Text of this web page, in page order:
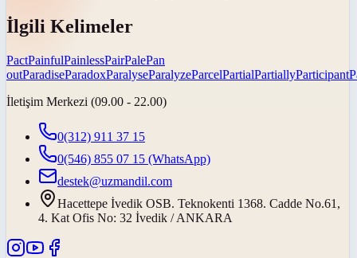
İlgili Kelimeler
PactPainfulPainlessPairPalePan
outParadiseParadoxParalyseParalyzeParcelPartialPartiallyParticipant
İletişim Merkezi (09.00 - 22.00)
0(312) 911 37 15
0(546) 855 07 15 (WhatsApp)
destek@uzmandil.com
Hacettepe İvedik OSB. Teknokenti 1368. Cadde No.61,
4. Kat Ofis No: 32 İvedik / ANKARA